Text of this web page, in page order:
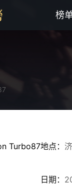
榜
Turbo87地点：
日期：